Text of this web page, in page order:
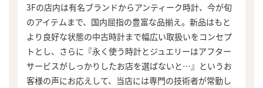
3Fの店内は有名ブランドからアンティーク時計、今が旬
のアイテムまで、国内屈指の豊富な品揃え。新品はもと
より良好な状態の中古時計まで幅広い取扱いをコンセプ
トとし、さらに『永く使う時計とジュエリーはアフター
サービスがしっかりしたお店を選ばないと…』というお
客様の声にお応えして、当店には専門の技術者が常勤し